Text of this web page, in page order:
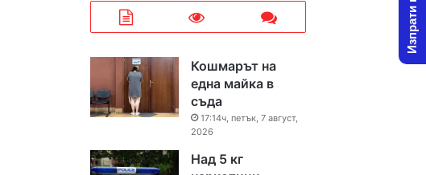
Кошмарът на
една майка в
съда
17:14ч, петък, 7 август,
2026
Над 5 кг